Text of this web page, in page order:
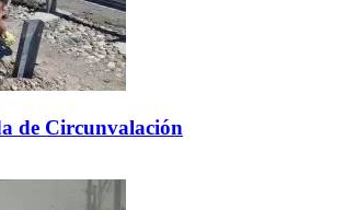
de Circunvalación